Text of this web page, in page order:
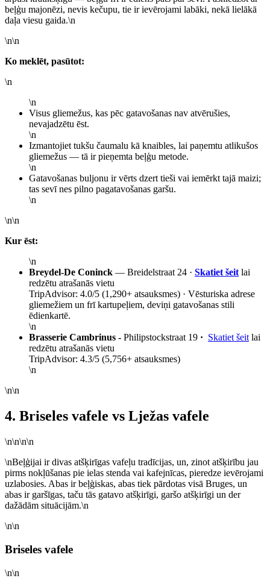
beļģu majonēzi, nevis kečupu, tie ir ievērojami labāki, nekā lielākā
daļa viesu gaida.\n
\n\n
Ko meklēt, pasūtot:
\n
\n
Visus gliemežus, kas pēc gatavošanas nav atvērušies,
nevajadzētu ēst.
\n
Izmantojiet tukšu čaumalu kā knaibles, lai paņemtu atlikušos
gliemežus — tā ir pieņemta beļģu metode.
\n
Gatavošanas buljonu ir vērts dzert tieši vai iemērkt tajā maizi;
tas sevī nes pilno pagatavošanas garšu.
\n
\n\n
Kur ēst:
\n
Breydel-De Coninck — Breidelstraat 24 · Skatiet šeit lai
redzētu atrašanās vietu
TripAdvisor: 4.0/5 (1,290+ atsauksmes) · Vēsturiska adrese
gliemežiem un frī kartupeļiem, deviņi gatavošanas stili
ēdienkartē.
\n
Brasserie Cambrinus - Philipstockstraat 19 · Skatiet šeit lai
redzētu atrašanās vietu
TripAdvisor: 4.3/5 (5,756+ atsauksmes)
\n
\n\n
4. Briseles vafele vs Lježas vafele
\n\n\n\n
\nBeļģijai ir divas atšķirīgas vafeļu tradīcijas, un, zinot atšķirību jau
pirms nokļūšanas pie ielas stenda vai kafejnīcas, pieredze ievērojami
uzlabosies. Abas ir beļģiskas, abas tiek pārdotas visā Bruges, un
abas ir garšīgas, taču tās gatavo atšķirīgi, garšo atšķirīgi un der
dažādām situācijām.\n
\n\n
Briseles vafele
\n\n